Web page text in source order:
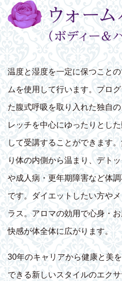
温度と湿度を一定に保つこと
ムを使用して行います。プロ
た腹式呼吸を取り入れた独自
レッチを中心にゆったりとし
して受講することができます
り体の内側から温まり、デト
や成人病・更年期障害など体
です。ダイエットしたい方や
ラス。アロマの効用で心身・
快感が体全体に広がります。
30年のキャリアから健康と美
できる新しいスタイルのエク